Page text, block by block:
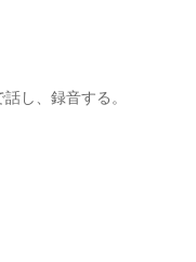
し、録音する。